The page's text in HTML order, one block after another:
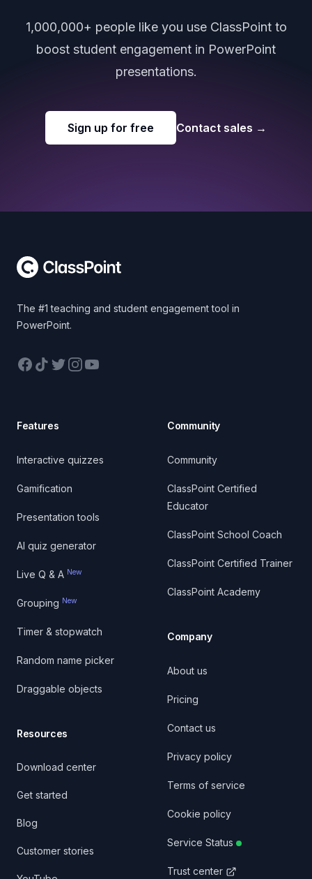
1,000,000+ people like you use ClassPoint to
boost student engagement in PowerPoint
presentations.
Sign up for free Contact sales →
The #1 teaching and student engagement tool in
PowerPoint.
Facebook
TikTokTwitterInstagram
YouTube
Features
Interactive quizzes
Gamification
Presentation tools
AI quiz generator
Live Q & A New
Grouping New
Timer & stopwatch
Random name picker
Draggable objects
Resources
Download center
Get started
Blog
Customer stories
Community
Community
ClassPoint Certified
Educator
ClassPoint School Coach
ClassPoint Certified Trainer
ClassPoint Academy
Company
About us
Pricing
Contact us
Privacy policy
Terms of service
Cookie policy
Service Status
Trust center